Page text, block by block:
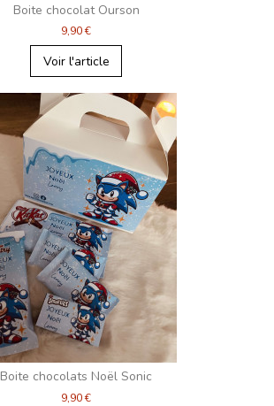
Boite chocolat Ourson
9,90 €
Voir l'article
Boite chocolats Noël Sonic
9,90 €